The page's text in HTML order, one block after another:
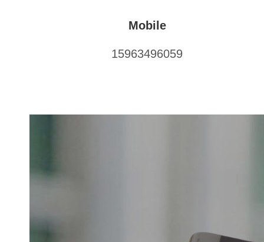
Mobile
15963496059